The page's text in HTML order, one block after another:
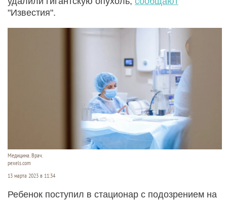
"Известия".
Медицина. Врач.
pexels.com
13 марта 2023 в 11:34
Ребенок поступил в стационар с подозрением на